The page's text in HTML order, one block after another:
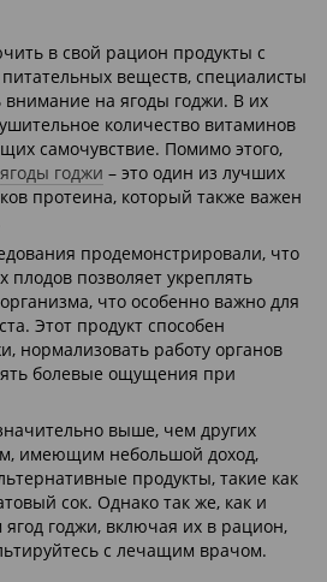
в свой рацион продукты с
веществ, специалисты
внимание на ягоды годжи. В их
количество витаминов
самочувствие. Помимо этого,
ягоды годжи – это один из лучших
протеина, который также важен
продемонстрировали, что
плодов позволяет укреплять
что особенно важно для
Этот продукт способен
нормализовать работу органов
болевые ощущения при
выше, чем других
имеющим небольшой доход,
продукты, такие как
сок. Однако так же, как и
годжи, включая их в рацион,
с лечащим врачом.